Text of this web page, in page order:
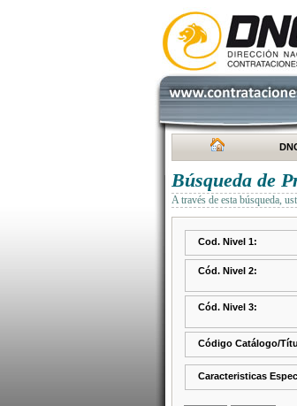
Búsqueda de
A través de esta búsqueda,
Cod. Nivel 1:
Cód. Nivel 2:
Cód. Nivel 3:
Código Catálogo/
Caracteristicas